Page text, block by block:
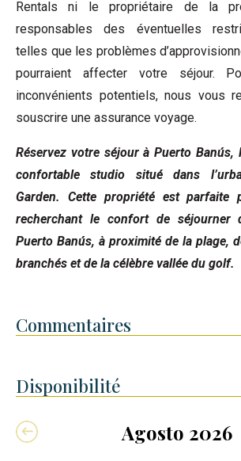
Rentals ni le propriétaire de la
responsables des éventuelles
telles que les problèmes
pourraient affecter votre séjour.
inconvénients potentiels, nous vous
souscrire une assurance voyage.
Réservez votre séjour à Puerto Banús,
confortable studio situé dans
Garden. Cette propriété est parfaite
recherchant le confort de séjourner
Puerto Banús, à proximité de la plage,
branchés et de la célèbre vallée du golf.
Commentaires
Disponibilité
Agosto 2026